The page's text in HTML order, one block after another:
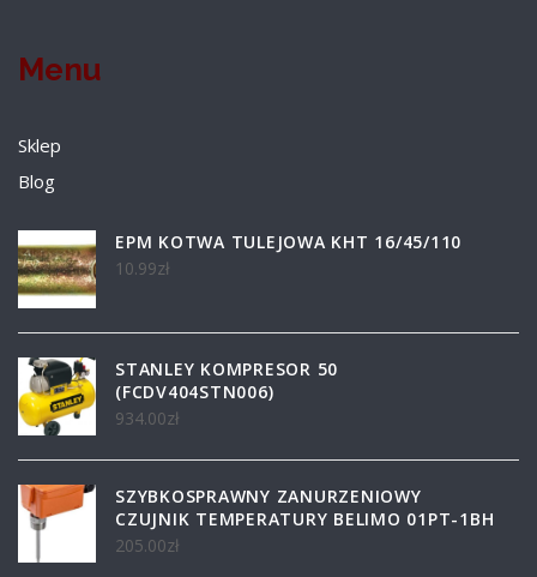
Menu
Sklep
Blog
EPM KOTWA TULEJOWA KHT 16/45/110
10.99zł
STANLEY KOMPRESOR 50
(FCDV404STN006)
934.00zł
SZYBKOSPRAWNY ZANURZENIOWY
CZUJNIK TEMPERATURY BELIMO 01PT-1BH
205.00zł